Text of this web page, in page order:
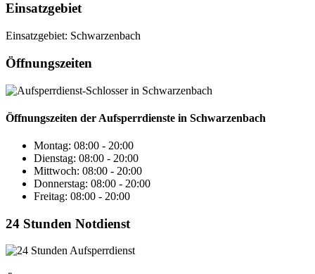
Einsatzgebiet
Einsatzgebiet: Schwarzenbach
Öffnungszeiten
Öffnungszeiten der Aufsperrdienste in Schwarzenbach
Montag: 08:00 - 20:00
Dienstag: 08:00 - 20:00
Mittwoch: 08:00 - 20:00
Donnerstag: 08:00 - 20:00
Freitag: 08:00 - 20:00
24 Stunden Notdienst